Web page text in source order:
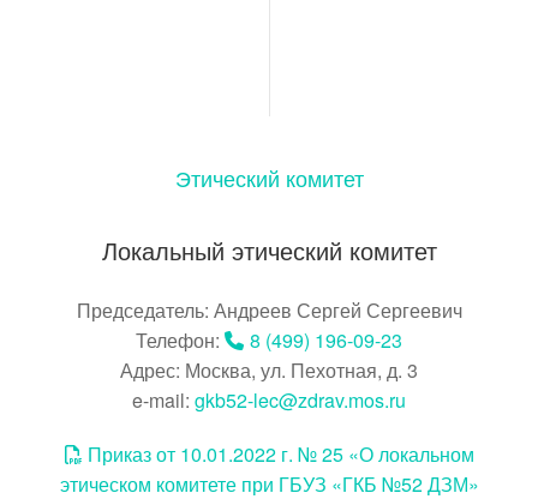
Этический комитет
Локальный этический комитет
Председатель: Андреев Сергей Сергеевич
Телефон:
8 (499) 196-09-23
Адрес: Москва, ул. Пехотная, д. 3
e-mail: gkb52-lec@zdrav.mos.ru
Приказ от 10.01.2022 г. № 25 «О локальном
этическом комитете при ГБУЗ «ГКБ №52 ДЗМ»